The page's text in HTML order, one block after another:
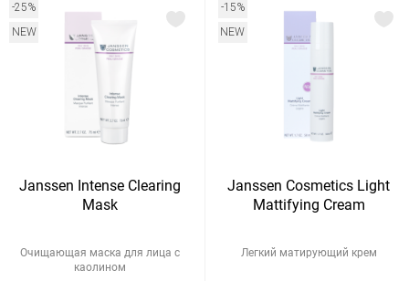
-25%
NEW
Janssen Intense Clearing
Mask
Очищающая маска для лица с
каолином
-15%
NEW
Janssen Cosmetics Light
Mattifying Cream
Легкий матирующий крем